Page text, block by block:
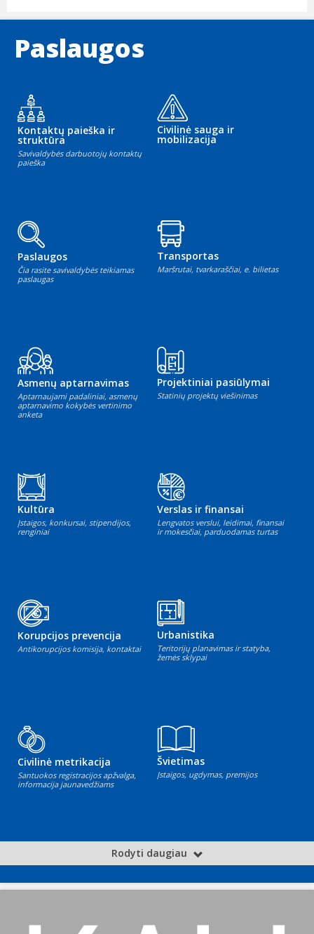
Paslaugos
Kontaktų paieška ir
struktūra
Savivaldybės darbuotojų kontaktų
paieška
Civilinė sauga ir
mobilizacija
Paslaugos
Čia rasite savivaldybės teikiamas
paslaugas
Transportas
Maršrutai, tvarkaraščiai, e. bilietas
Asmenų aptarnavimas
Aptarnaujami padaliniai, asmenų
aptarnavimo kokybės vertinimo
anketa
Projektiniai pasiūlymai
Statinių projektų viešinimas
Kultūra
Įstaigos, konkursai, stipendijos,
renginiai
Verslas ir finansai
Lengvatos verslui, leidimai, finansai
ir mokesčiai, parduodamas turtas
Korupcijos prevencija
Antikorupcijos komisija, kontaktai
Urbanistika
Teritorijų planavimas ir statyba,
žemės sklypai
Civilinė metrikacija
Santuokos registracijos apžvalga,
informacija jaunavedžiams
Švietimas
Įstaigos, ugdymas, premijos
Rodyti daugiau